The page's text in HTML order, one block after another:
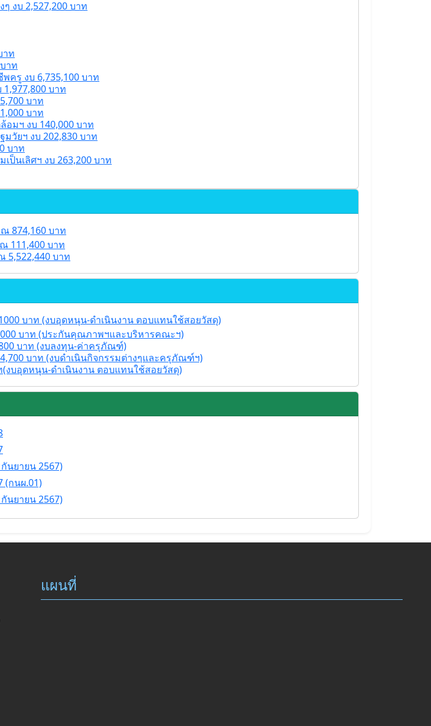
งบ 2,527,200 บาท
าท
าท
ครู งบ 6,735,100 บาท
บาท
บาท
บาท
อมฯ งบ 140,000 บาท
วัยฯ งบ 202,830 บาท
บาท
ป็นเลิศฯ งบ 263,200 บาท
874,160 บาท
111,400 บาท
5,522,440 บาท
บาท (งบอุดหนุน-ดำเนินงาน ตอบแทนใช้สอยวัสดุ)
บาท (ประกันคุณภาพฯและบริหารคณะฯ)
บาท (งบลงทุน-ค่าครุภัณฑ์)
บาท (งบดำเนินกิจกรรมต่างๆและครุภัณฑ์ฯ)
(งบอุดหนุน-ดำเนินงาน ตอบแทนใช้สอยวัสดุ)
นยายน 2567)
(กนผ.01)
นยายน 2567)
แผนที่